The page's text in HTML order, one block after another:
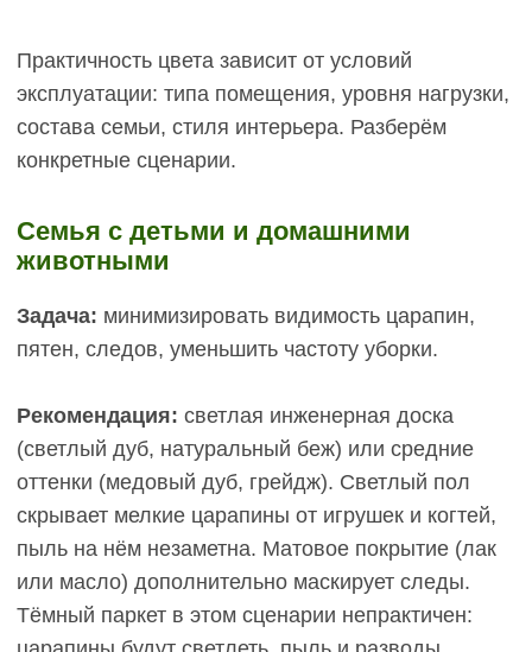
бумагой, нанесение тонкого слоя масла. На
пигмента для восстановления цвета. Это
усложняет процесс и может потребовать
приглашения мастера.
полной перешлифовки. Разница минимальна, но
циклёвки, что добавляет ~200–300 руб/м² к
Подробнее об уходе за деревянными полами
Универсальность для
будущих ремонтов: можно ли
поменять цвет паркета
Один из критериев практичности — возможность
адаптировать пол под новый интерьер через 15–